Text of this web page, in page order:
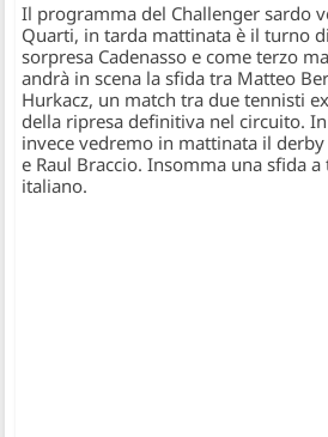
Il programma del Challenger sardo
Quarti, in tarda mattinata è il turno
sorpresa Cadenasso e come terzo
andrà in scena la sfida tra Matteo
Hurkacz, un match tra due tennisti
della ripresa definitiva nel circuito.
invece vedremo in mattinata il
e Raul Braccio. Insomma una sfida
italiano.